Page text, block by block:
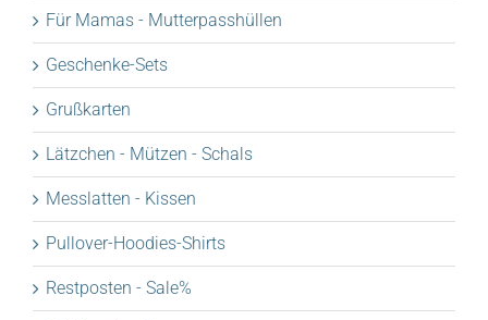
Für Mamas - Mutterpasshüllen
Geschenke-Sets
Grußkarten
Lätzchen - Mützen - Schals
Messlatten - Kissen
Pullover-Hoodies-Shirts
Restposten - Sale%